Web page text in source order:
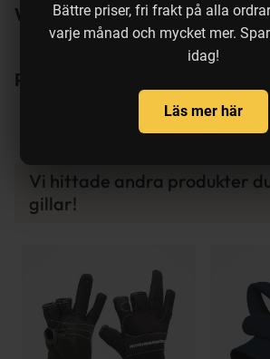
Bättre priser, fri frakt på alla
varje månad och mycket mer.
idag!
Läs mer här
Varianter
Recensioner
Vi hittade andra produkter
gillar!